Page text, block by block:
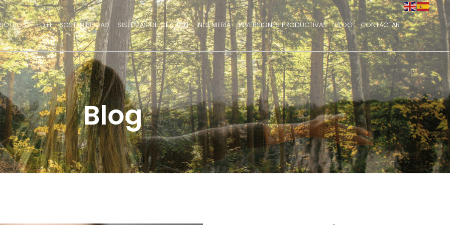
I+D+I SOSTENIBILIDAD SISTEMAS DE GESTIÓN INGENIERÍA INVERSIONES PRODUCTIVAS BLOG CONTACTAR
Blog